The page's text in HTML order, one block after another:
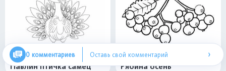
Павлин птичка самец Рябина осень
0 комментариев Оставь свой комментарий ›